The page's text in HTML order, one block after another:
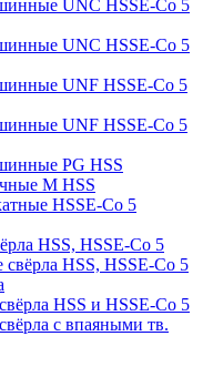
UNC HSSE-Co 5
UNC HSSE-Co 5
UNF HSSE-Co 5
UNF HSSE-Co 5
PG HSS
M HSS
HSSE-Co 5
HSS, HSSE-Co 5
свёрла HSS, HSSE-Co 5
HSS и HSSE-Co 5
с впаяными тв.